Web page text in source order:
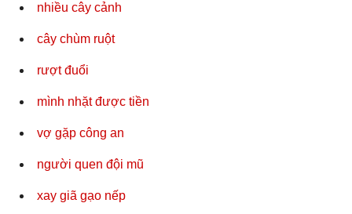
nhiều cây cảnh
cây chùm ruột
rượt đuổi
mình nhặt được tiền
vợ gặp công an
người quen đội mũ
xay giã gạo nếp